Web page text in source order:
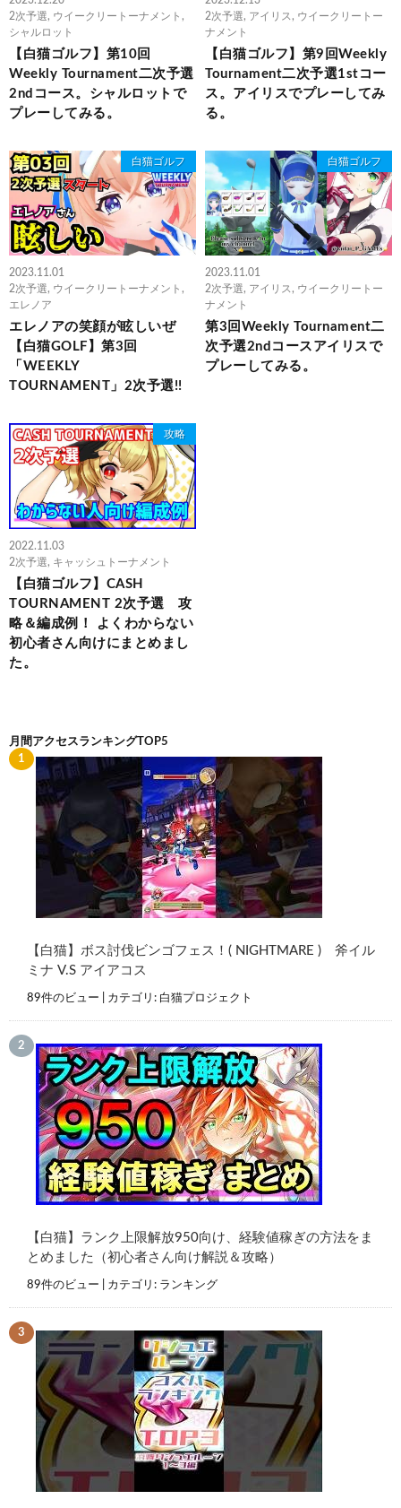
2次予選, ウイークリートーナメント ,
シャルロット
【白猫ゴルフ】第10回
Weekly Tournament二次予選
2ndコース。シャルロットで
プレーしてみる。
2次予選, アイリス , ウイークリートー
ナメント
【白猫ゴルフ】第9回Weekly
Tournament二次予選1stコー
ス。アイリスでプレーしてみ
る。
白猫ゴルフ
2023.11.01
2次予選, ウイークリートーナメント ,
エレノア
エレノアの笑顔が眩しいぜ
【白猫GOLF】第3回
「WEEKLY
TOURNAMENT」2次予選!!
白猫ゴルフ
2023.11.01
2次予選, アイリス , ウイークリートー
ナメント
第3回Weekly Tournament二
次予選2ndコースアイリスで
プレーしてみる。
攻略
2022.11.03
2次予選, キャッシュトーナメント
【白猫ゴルフ】CASH
TOURNAMENT 2次予選 攻
略＆編成例！ よくわからない
初心者さん向けにまとめまし
た。
月間アクセスランキングTOP5
【白猫】ボス討伐ビンゴフェス！( NIGHTMARE ) 斧イル
ミナ V.S アイアコス
89件のビュー カテゴリ: 白猫プロジェクト
【白猫】ランク上限解放950向け、経験値稼ぎの方法をま
とめました（初心者さん向け解説＆攻略）
89件のビュー カテゴリ: ランキング